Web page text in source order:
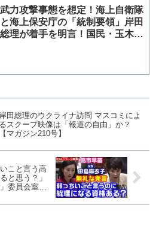
なんかしてないですよ」と訴える場面が
あった。福山氏の声は裏...
武力攻撃事態を想定！海上自衛隊
と海上保安庁の「統制要領」岸田
総理が着手を明言！国民・玉木雄
岸田総理のウクライナ訪問 マスコミによ
るスクープ映像は「報道の自由」か？
【マガジン210号】
こと言う高
と思う？」
委員会室を